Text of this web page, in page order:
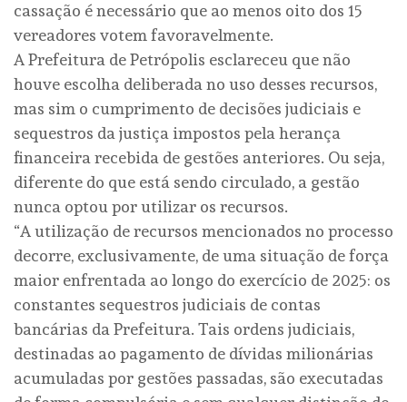
cassação é necessário que ao menos oito dos 15
vereadores votem favoravelmente.
A Prefeitura de Petrópolis esclareceu que não
houve escolha deliberada no uso desses recursos,
mas sim o cumprimento de decisões judiciais e
sequestros da justiça impostos pela herança
financeira recebida de gestões anteriores. Ou seja,
diferente do que está sendo circulado, a gestão
nunca optou por utilizar os recursos.
“A utilização de recursos mencionados no processo
decorre, exclusivamente, de uma situação de força
maior enfrentada ao longo do exercício de 2025: os
constantes sequestros judiciais de contas
bancárias da Prefeitura. Tais ordens judiciais,
destinadas ao pagamento de dívidas milionárias
acumuladas por gestões passadas, são executadas